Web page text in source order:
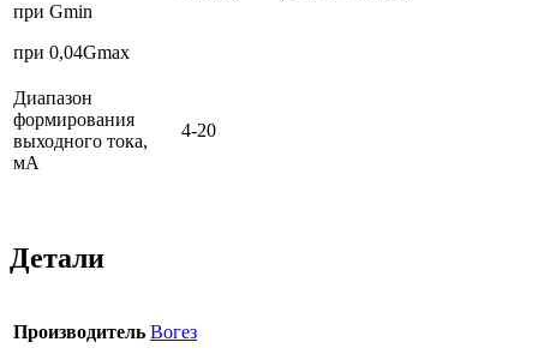
при Gmin
при 0,04Gmax
Диапазон
формирования
выходного тока,
мА
4-20
Детали
Производитель Вогез